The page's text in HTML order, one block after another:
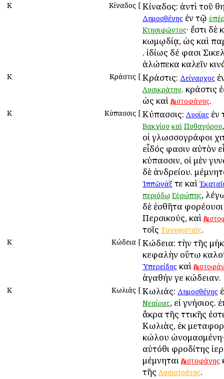
Κ Κίναδος [ Κίναδος: ἀντὶ τοῦ
Δημοσθένης ἐν τῷ
Κτησιφῶντος· ἔστι δὲ
κωμῳδίᾳ, ὡς καὶ
. ἰδίως δέ φασι
ἀλώπεκα καλεῖν
Κ Κράστις [ Κράστις: Δείναρχος
Λυσικράτην. κράστις
ὡς καὶ Ἀριστοφάνης.
Κ Κύπασσις [ Κύπασσις: Λυσίας
Βακχίου καὶ Πυθαγόρου
οἱ γλωσσογράφοι
εἶδός φασιν αὐτὸν
κύπασσιν, οἱ μὲν
δὲ ἀνδρείου.
Ἱππῶνάξ τε καὶ
περιόδῳ Εὐρώπης,
δὲ ἐσθῆτα
Περσικούς, καὶ
τοῖς Ταγηνισταῖς.
Κ Κώδεια [ Κώδεια: τὴν τῆς
κεφαλὴν οὕτω
Ὑπερείδης καὶ
ἀγαθήν γε κώδειαν.
Κ Κωλιάς [ Κωλιάς: Δημοσθένης
Νεαίρας, εἰ γνήσιος.
ἄκρα τῆς Ἀττικῆς
Κωλιὰς, ἐκ
κώλου ὠνομασμένη·
αὐτόθι Ἀφροδίτης
μέμνηται Ἀριστοφάνης
τῆς Λυσιστράτης.